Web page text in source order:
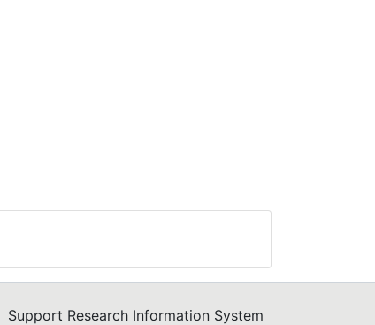
Support Research Information System